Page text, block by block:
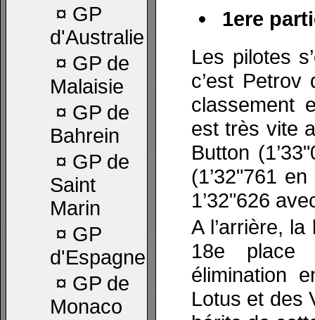
¤ GP
d'Australie
¤ GP de
Malaisie
¤ GP de
Bahrein
¤ GP de
Saint
Marin
¤ GP
d'Espagne
¤ GP de
Monaco
1ere
Les pilotes
c’est
classement
est très vite
Button
(1’32"761
1’32"626
A l’arrière,
18e place
élimination
Lotus et des